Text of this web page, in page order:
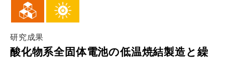
研究成果
酸化物系全固体電池の低温焼結製造と繰